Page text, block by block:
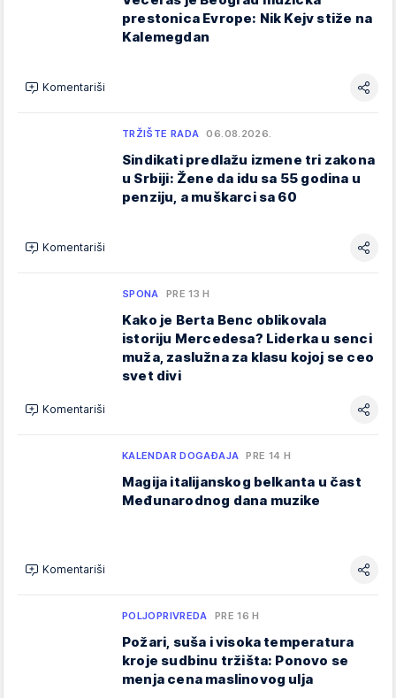
prestonica Evrope: Nik Kejv stiže na
Kalemegdan
Komentariši
TRŽIŠTE RADA 06.08.2026.
Sindikati predlažu izmene tri zakona
u Srbiji: Žene da idu sa 55 godina u
penziju, a muškarci sa 60
Komentariši
SPONA PRE 13 H
Kako je Berta Benc oblikovala
istoriju Mercedesa? Liderka u senci
muža, zaslužna za klasu kojoj se ceo
svet divi
Komentariši
KALENDAR DOGAĐAJA PRE 14 H
Magija italijanskog belkanta u čast
Međunarodnog dana muzike
Komentariši
POLJOPRIVREDA PRE 16 H
Požari, suša i visoka temperatura
kroje sudbinu tržišta: Ponovo se
menja cena maslinovog ulja